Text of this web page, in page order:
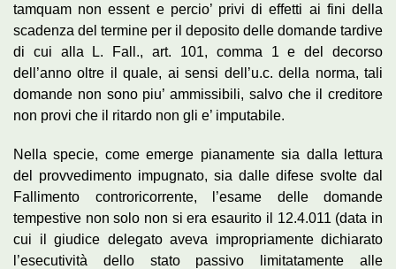
tamquam non essent e percio’ privi di effetti ai fini della
scadenza del termine per il deposito delle domande tardive
di cui alla L. Fall., art. 101, comma 1 e del decorso
dell’anno oltre il quale, ai sensi dell’u.c. della norma, tali
domande non sono piu’ ammissibili, salvo che il creditore
non provi che il ritardo non gli e’ imputabile.
Nella specie, come emerge pianamente sia dalla lettura
del provvedimento impugnato, sia dalle difese svolte dal
Fallimento controricorrente, l’esame delle domande
tempestive non solo non si era esaurito il 12.4.011 (data in
cui il giudice delegato aveva impropriamente dichiarato
l’esecutività dello stato passivo limitatamente alle